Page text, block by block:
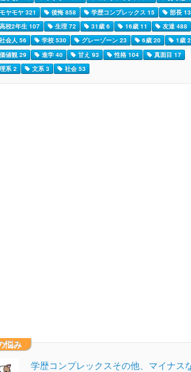
ヤモヤ 321
後悔 858 学歴コンプレックス 15
部長
校2年生 107
生理 72 31歳 6 16歳 11
友達 488
会人 56
学校 530 グレーゾーン 23 6歳 20
1歳
値観 29
進学 40 甘え 93 性格 104
真面目 17
系 2
文系 3 社会 53
悩み
学歴コンプレックスその他、マイナス